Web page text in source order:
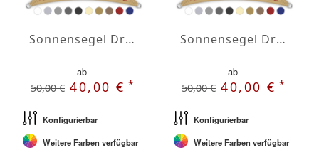
Sonnensegel Dreieck gleichschenklig Wasserabweisend Agora 3 x 3 x 3m
ab
50,00 € 40,00 €*
Konfigurierbar
Weitere Farben verfügbar
Sonnensegel Dreieck gleichschenklig Wasserabweisend Agora 3,5 x 3,5 x 3,5m
ab
50,00 € 40,00 €*
Konfigurierbar
Weitere Farben verfügbar